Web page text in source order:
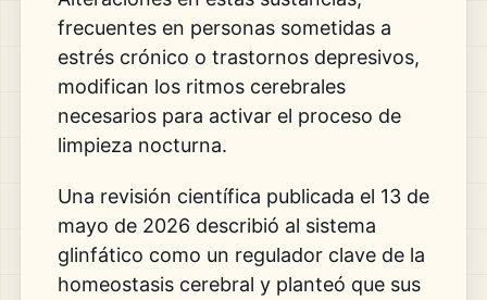
frecuentes en personas sometidas a
estrés crónico o trastornos depresivos,
modifican los ritmos cerebrales
necesarios para activar el proceso de
limpieza nocturna.
Una revisión científica publicada el 13 de
mayo de 2026 describió al sistema
glinfático como un regulador clave de la
homeostasis cerebral y planteó que sus